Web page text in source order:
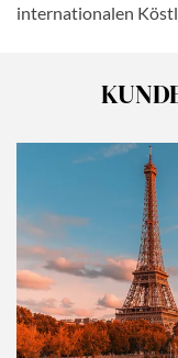
internationalen